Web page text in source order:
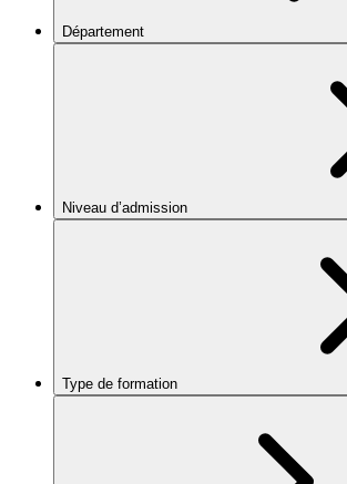
Département
Niveau d’admission
Type de formation